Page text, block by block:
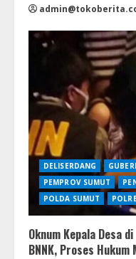
DELISERDANG
PEMPROV SUMUT
POLDA SUMUT
Oknum Kepala Desa
BNNK, Proses